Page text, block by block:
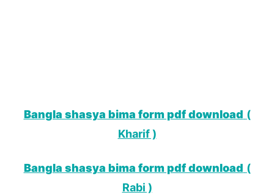
Bangla shasya bima form pdf download (
Kharif )
Bangla shasya bima form pdf download (
Rabi )